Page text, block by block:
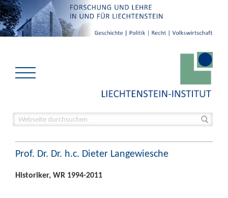
Prof. Dr. Dr. h.c. Dieter Langewiesche
Historiker, WR 1994-2011